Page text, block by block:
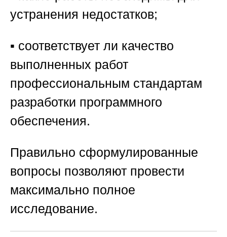
устранения недостатков;
▪️ соответствует ли качество
выполненных работ
профессиональным стандартам
разработки программного
обеспечения.
Правильно сформулированные
вопросы позволяют провести
максимально полное
исследование.